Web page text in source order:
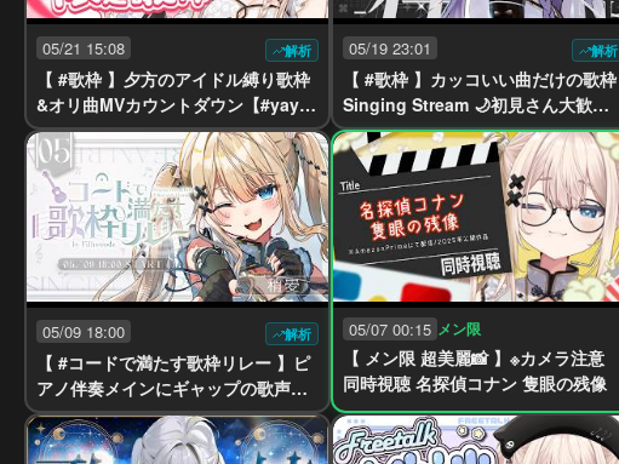
05/21 15:08 解析
【 #歌枠 】夕方のアイドル縛り歌枠
&オリ曲MVカウントダウン【#yaya
mugi】【#karaoke】
05/19 23:01 解析
【 #歌枠 】カッコいい曲だけの歌枠
Singing Stream 🌙初見さん大歓迎
【#yayamugi】【#karaoke】
05/09 18:00 解析
【 #コードで満たす歌枠リレー 】ピ
アノ伴奏メインにギャップの歌声を
🥟Singing Stream 【yayamugi】
【VTuber】
05/07 00:15 メン限
【 メン限 超美麗📸 】※カメラ注意
同時視聴 名探偵コナン 隻眼の残像